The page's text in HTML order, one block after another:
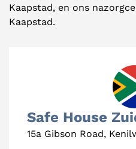
Kaapstad, en ons
Kaapstad.
Safe House
15a Gibson Road,